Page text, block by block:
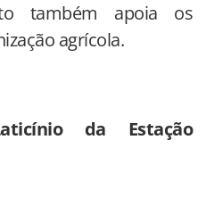
também apoia os
agrícola.
da Estação